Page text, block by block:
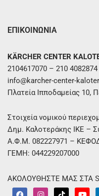
ΕΠΙΚΟΙΝΩΝΙΑ
KÄRCHER CENTER
2104617070 – 210 4082874
info@karcher-center-
Πλατεία Ιπποδαμείας 10,
Στοιχεία νομικού
Δημ. Καλοτεράκης ΙΚΕ –
Α.Φ.Μ. 082227971 –
ΓΕΜΗ: 044229207000
ΑΚΟΛΟΥΘΗΣΤΕ ΜΑΣ ΣΤΑ
F I T Y